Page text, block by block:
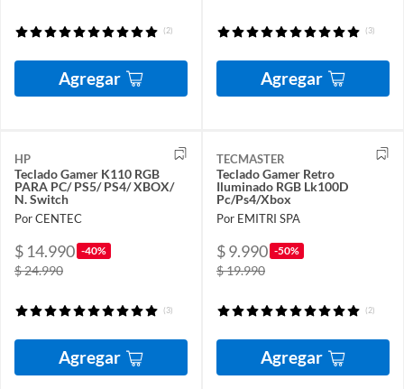
(2)
Agregar
(3)
Agregar
HP
Teclado Gamer K110 RGB
PARA PC/ PS5/ PS4/ XBOX/
N. Switch
Por CENTEC
$ 14.990 -40%
$ 24.990
(3)
Agregar
TECMASTER
Teclado Gamer Retro
Iluminado RGB Lk100D
Pc/Ps4/Xbox
Por EMITRI SPA
$ 9.990 -50%
$ 19.990
(2)
Agregar